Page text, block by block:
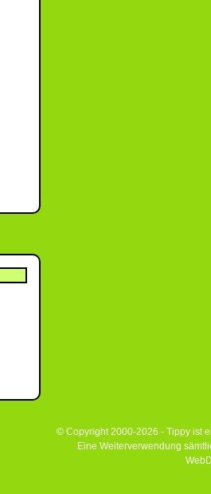
© Copyright 2000-2026 - Tippy ist
Eine Weiterverwendung